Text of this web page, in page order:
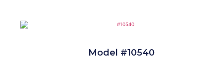
Model #10540